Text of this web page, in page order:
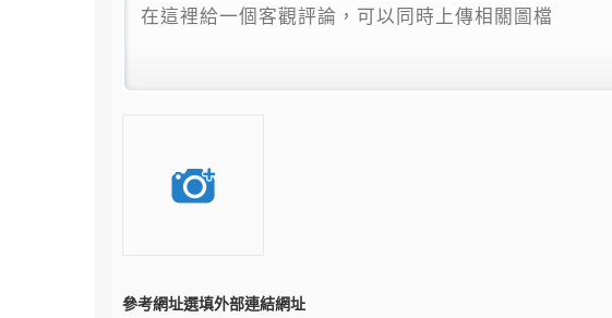
參考網址選填外部連結網址